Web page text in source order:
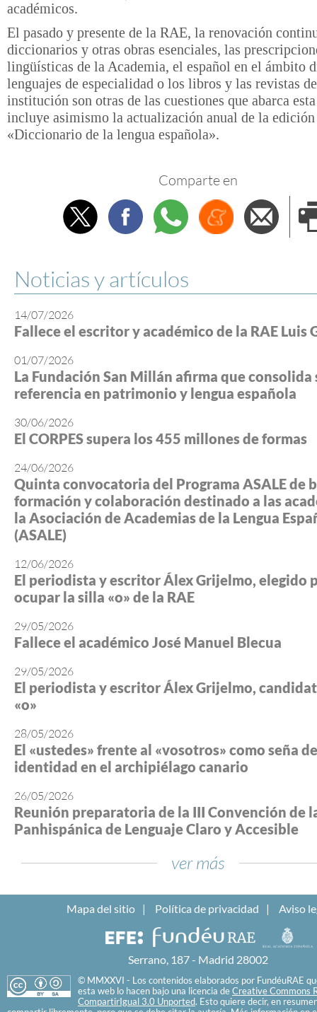
académicos.
El pasado y presente de la RAE, la renovación
diccionarios y otras obras esenciales, las
lingüísticas de la Academia, el español en el ámbito
lenguajes de especialidad o los libros y las revistas
institución son otras de las cuestiones que abarca
incluye asimismo la actualización anual de la
«Diccionario de la lengua española».
Comparte en
TwitterFacebookWhatsappMenéame
Noticias y artículos
14/07/2026
Fallece el escritor y académico de la RAE Luis
01/07/2026
La Fundación San Millán afirma que consolida
referencia en patrimonio y lengua española
30/06/2026
El CORPES supera los 455 millones de formas
24/06/2026
Quinta convocatoria del Programa ASALE de
formación y colaboración destinado a las
la Asociación de Academias de la Lengua
(ASALE)
12/06/2026
El periodista y escritor Álex Grijelmo, elegido
ocupar la silla «o» de la RAE
29/05/2026
Fallece el académico José Manuel Blecua
29/05/2026
El periodista y escritor Álex Grijelmo,
«o»
28/05/2026
El «ustedes» frente al «vosotros» como seña de
identidad en el archipiélago canario
26/05/2026
Reunión preparatoria de la III Convención de
Panhispánica de Lenguaje Claro y Accesible
ver más
Mapa del sitio Política de privacidad Aviso
Serrano, 187 - Madrid 28002
© MMXXVI - Los contenidos elaborados por FundéuRAE
esta web lo hacen bajo una licencia de Creative Commons
CompartirIgual 3.0 Unported. Esto quiere decir, en